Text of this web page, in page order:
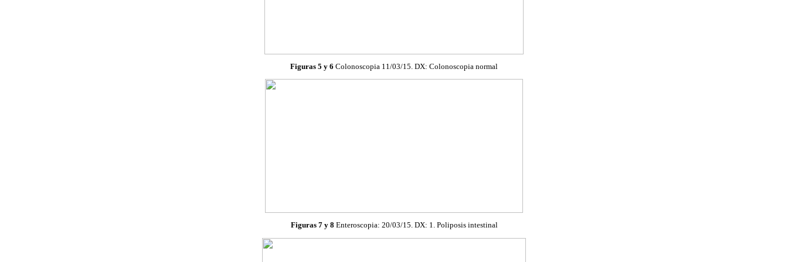
Figuras 5 y 6 Colonoscopia 11/03/15. DX: Colonoscopia normal
Figuras 7 y 8 Enteroscopia: 20/03/15. DX: 1. Poliposisintestinal